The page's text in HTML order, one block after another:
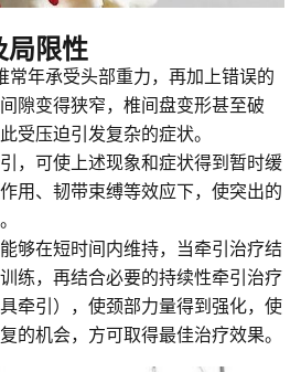
局限性
常年承受头部重力，再加上错误的
隙变得狭窄，椎间盘变形甚至破
受压迫引发复杂的症状。
，可使上述现象和症状得到暂时缓
用、韧带束缚等效应下，使突出的
够在短时间内维持，当牵引治疗结
练，再结合必要的持续性牵引治疗
牵引），使颈部力量得到强化，使
的机会，方可取得最佳治疗效果。